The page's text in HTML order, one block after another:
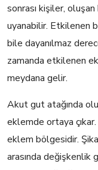
sonrası kişiler,
uyanabilir. Etkilenen
bile dayanılmaz
zamanda etkilenen
meydana gelir.
Akut gut atağında
eklemde ortaya
eklem bölgesidir.
arasında